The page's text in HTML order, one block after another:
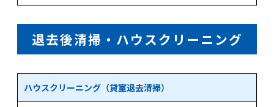
退去後清掃・ハウスクリーニング
ハウスクリーニング（貸室退去清掃）